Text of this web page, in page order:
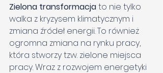
Zielona transformacja to nie tylko
walka z kryzysem klimatycznym i
zmiana źródeł energii. To również
ogromna zmiana na rynku pracy,
która stworzy tzw. zielone miejsca
pracy. Wraz z rozwojem energetyki